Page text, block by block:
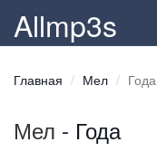
Allmp3s
Главная Мел Года
Мел - Года